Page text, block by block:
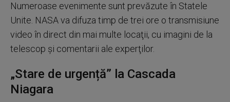
Numeroase evenimente sunt prevăzute în Statele
Unite. NASA va difuza timp de trei ore o transmisiune
video în direct din mai multe locaţii, cu imagini de la
telescop şi comentarii ale experţilor.
„Stare de urgență” la Cascada
Niagara